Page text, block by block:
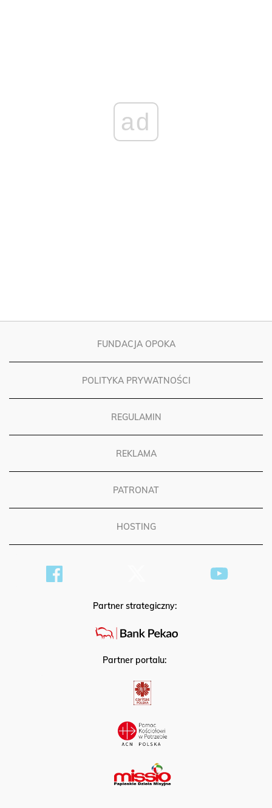
FUNDACJA OPOKA
POLITYKA PRYWATNOŚCI
REGULAMIN
REKLAMA
PATRONAT
HOSTING
Partner strategiczny:
Partner portalu: